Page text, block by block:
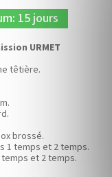
15 jours
URMET
têtière.
brossé.
1 temps et 2 temps.
et 2 temps.
du corps de